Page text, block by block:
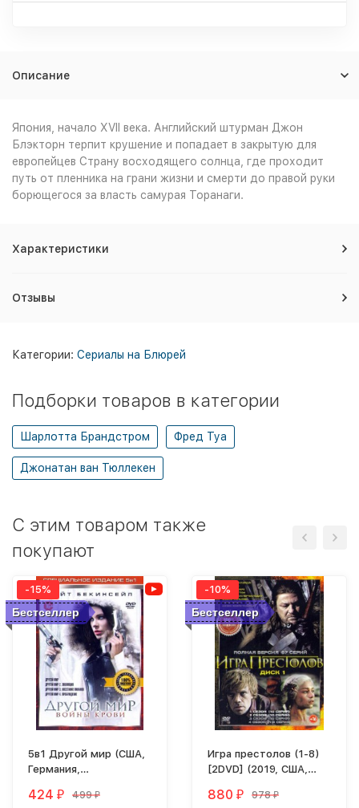
Описание
Япония, начало XVII века. Английский штурман Джон
Блэкторн терпит крушение и попадает в закрытую для
европейцев Страну восходящего солнца, где проходит
путь от пленника на грани жизни и смерти до правой руки
борющегося за власть самурая Торанаги.
Характеристики
Отзывы
Категории: Сериалы на Блюрей
Подборки товаров в категории
Шарлотта Брандстром Фред Туа
Джонатан ван Тюллекен
C этим товаром также
покупают
Бестселлер
-15%
5в1 Другой мир (США,
Германия,
Венгрия, 2003-2016)
424 ₽ 499₽
Бестселлер
-10%
Игра престолов (1-8)
[2DVD] (2019, США,
сериал, фэнтези,
880 ₽ 978₽